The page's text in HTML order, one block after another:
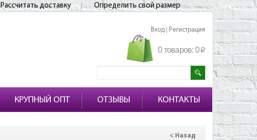
Рассчитать доставку Определить свой размер
Вход Регистрация
0 товаров: 0p
КРУПНЫЙ ОПТ ОТЗЫВЫ КОНТАКТЫ
< Назад